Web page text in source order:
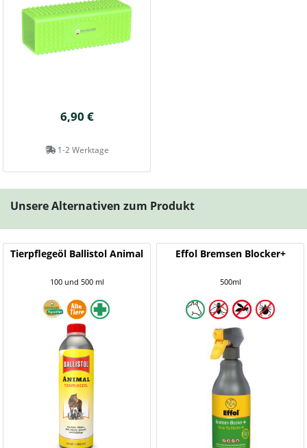
6,90 €
1-2 Werktage
Unsere Alternativen zum Produkt
Tierpflegeöl Ballistol Animal
100 und 500 ml
Effol Bremsen Blocker+
500ml